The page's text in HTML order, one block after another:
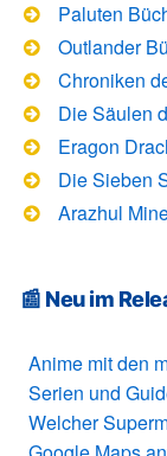
Paluten
Outlander
Chroniken
Die Säulen
Eragon
Die Sieben
Arazhul
📰 Neu im
Anime mit den
Serien und
Welcher